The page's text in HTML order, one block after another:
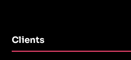
Clients